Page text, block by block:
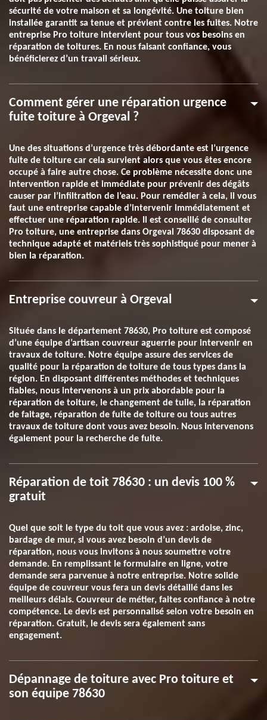
sécurité de votre maison et sa longévité. Une toiture bien
installée garantit sa tenue et prévient contre les fuites. Notre
entreprise Pro toiture intervient pour tous vos besoins en
réparation de toitures. En nous faisant confiance, vous
bénéficierez d’un travail sérieux.
Comment gérer une réparation urgence
fuite toiture à Orgeval ?
Une des situations d’urgence très débordante est l’urgence
fuite de toiture car cela survient alors que vous êtes encore
occupé à faire autre chose. Ce problème nécessite donc une
intervention rapide et immédiate pour prévenir des dégâts
causer par l’infiltration de l’eau. Pour remédier à cela, il vous
faut une entreprise capable d’intervenir immédiatement et
effectuer une réparation rapide. Il est conseillé de consulter
Pro toiture, une entreprise dans Orgeval 78630 disposant de
technique adapté et matériels très sophistiqué pour mener à
bien la réparation.
Entreprise couvreur à Orgeval
Située dans le département 78630, Pro toiture est composé
d’une équipe d’artisan couvreur aguerrie pour intervenir en
travaux de toiture. Notre équipe assure des services de
qualité pour la réparation de toiture de tous types dans la
région. En disposant différentes méthodes et techniques
fiables, nous intervenons à un prix abordable pour la
réparation de toiture, le changement de tuile, la réparation
de faitage, réparation de fuite de toiture ou tous autres
travaux de toiture dont vous avez besoin. Nous intervenons
également pour la recherche de fuite.
Réparation de toit 78630 : un devis 100 %
gratuit
Quel que soit le type du toit que vous avez : ardoise, zinc,
bardage de mur, si vous avez besoin d’un devis de
réparation, nous vous invitons à nous soumettre votre
demande. En remplissant le formulaire en ligne, votre
demande sera parvenue à notre entreprise. Notre solide
équipe de couvreur vous fera un devis détaillé dans les
meilleurs délais. Couvreur de métier, faites confiance à notre
compétence. Le devis est personnalisé selon votre besoin en
réparation. Gratuit, le devis sera également sans
engagement.
Dépannage de toiture avec Pro toiture et
son équipe 78630